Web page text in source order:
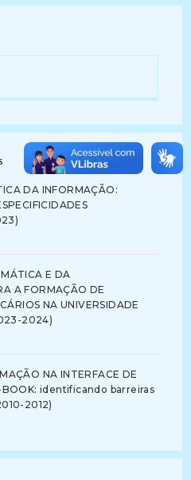
DA INFORMAÇÃO:
E DA
A FORMAÇÃO DE
NA UNIVERSIDADE
2024)
NA INTERFACE DE
BOOK: identificando barreiras
2012)